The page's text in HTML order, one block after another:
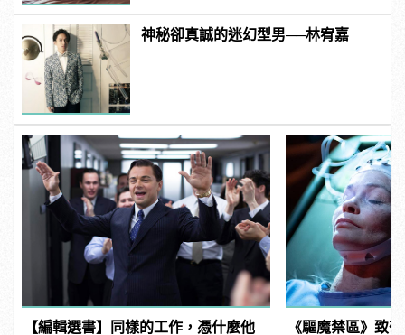
神秘卻真誠的迷幻型男──林宥嘉
【編輯選書】同樣的工作，憑什麼他 《驅魔禁區》致